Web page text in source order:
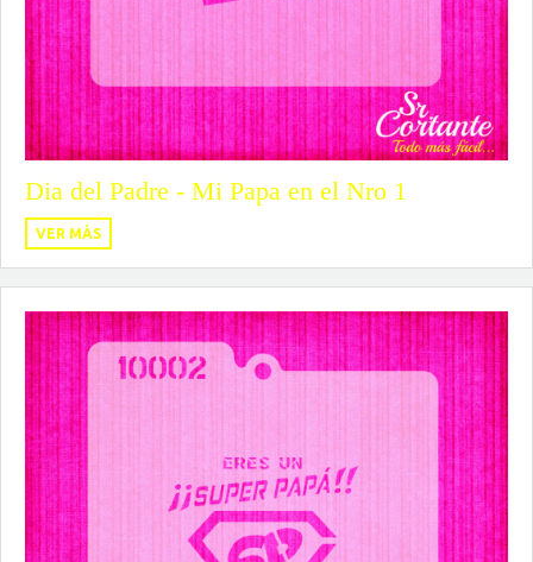
Dia del Padre - Mi Papa en el Nro 1
VER MÁS